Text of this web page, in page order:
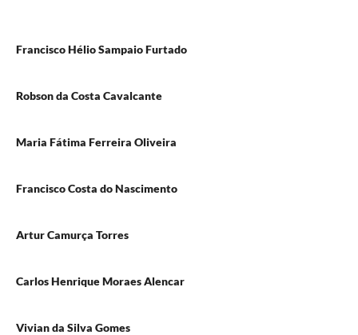
Francisco Hélio Sampaio Furtado
Robson da Costa Cavalcante
Maria Fátima Ferreira Oliveira
Francisco Costa do Nascimento
Artur Camurça Torres
Carlos Henrique Moraes Alencar
Vivian da Silva Gomes